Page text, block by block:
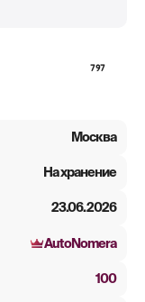
797
Москва
На хранение
23.06.2026
AutoNomera
100